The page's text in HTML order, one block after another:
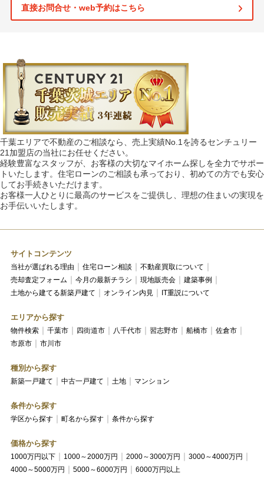
直接お問合せ・web予約はこちら
千葉エリアで不動産のご相談なら、売上実績No.1を誇るセンチュリー
21加盟店の当社にお任せください。
経験豊富なスタッフが、お客様の大切なマイホーム探しを全力でサポー
トいたします。住宅ローンのご相談も承っており、初めての方でも安心
してお手続きいただけます。
お客様一人ひとりに最高のサービスをご提供し、理想の住まいの実現を
お手伝いいたします。
サイトコンテンツ
当社が選ばれる理由 住宅ローン相談
不動産買取について
売却査定フォーム
今月の最新チラシ 現地販売会
建築事例
土地から建てる新築戸建て
オンライン内見 IT重説について
エリアから探す
物件検索 千葉市 四街道市 八千代市 習志野市 船橋市
佐倉市
市原市
市川市
種別から探す
新築一戸建て 中古一戸建て 土地 マンション
条件から探す
学区から探す 町名から探す 条件から探す
価格から探す
1000万円以下 1000～2000万円 2000～3000万円
3000～4000万円
4000～5000万円
5000～6000万円 6000万円以上